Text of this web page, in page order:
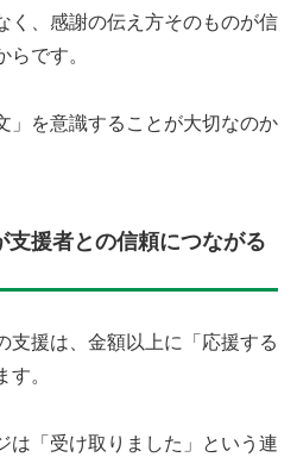
く、感謝の伝え方そのものが信
です。
」を意識することが大切なのか
支援者との信頼につながる
支援は、金額以上に「応援する
。
は「受け取りました」という連